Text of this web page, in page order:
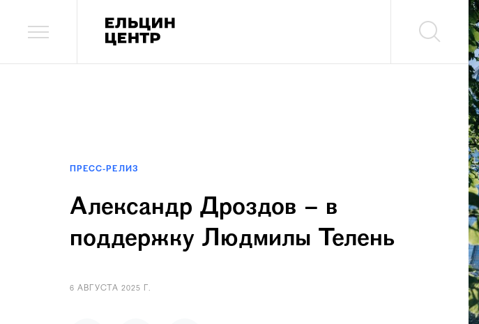
ПРЕСС-РЕЛИЗ
Александр Дроздов – в
поддержку Людмилы Телень
6 АВГУСТА 2025 Г.